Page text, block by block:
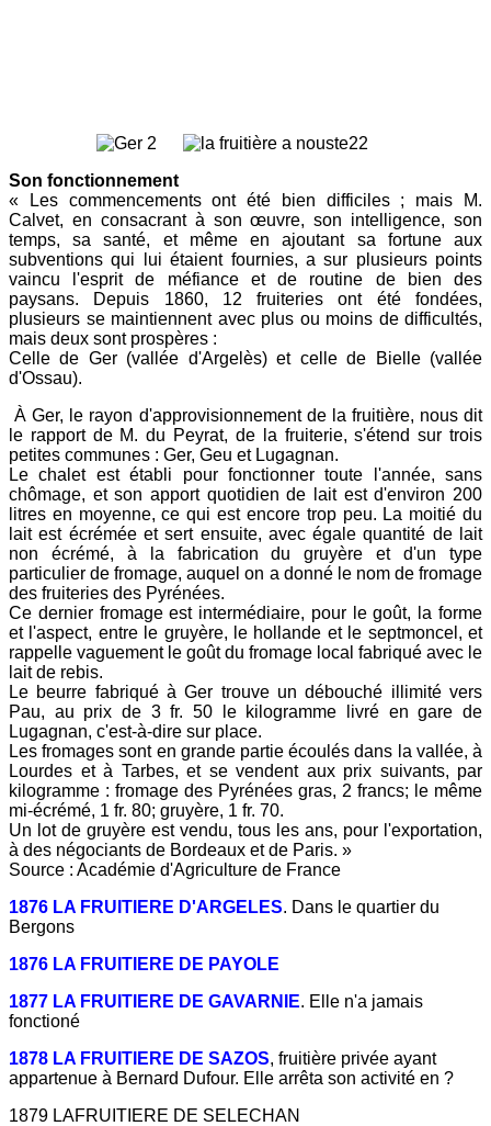
Son fonctionnement
« Les commencements ont été bien difficiles ; mais M.
Calvet, en consacrant à son œuvre, son intelligence, son
temps, sa santé, et même en ajoutant sa fortune aux
subventions qui lui étaient fournies, a sur plusieurs points
vaincu l'esprit de méfiance et de routine de bien des
paysans. Depuis 1860, 12 fruiteries ont été fondées,
plusieurs se maintiennent avec plus ou moins de difficultés,
mais deux sont prospères :
Celle de Ger (vallée d'Argelès) et celle de Bielle (vallée
d'Ossau).
À Ger, le rayon d'approvisionnement de la fruitière, nous dit
le rapport de M. du Peyrat, de la fruiterie, s'étend sur trois
petites communes : Ger, Geu et Lugagnan.
Le chalet est établi pour fonctionner toute l'année, sans
chômage, et son apport quotidien de lait est d'environ 200
litres en moyenne, ce qui est encore trop peu. La moitié du
lait est écrémée et sert ensuite, avec égale quantité de lait
non écrémé, à la fabrication du gruyère et d'un type
particulier de fromage, auquel on a donné le nom de fromage
des fruiteries des Pyrénées.
Ce dernier fromage est intermédiaire, pour le goût, la forme
et l'aspect, entre le gruyère, le hollande et le septmoncel, et
rappelle vaguement le goût du fromage local fabriqué avec le
lait de rebis.
Le beurre fabriqué à Ger trouve un débouché illimité vers
Pau, au prix de 3 fr. 50 le kilogramme livré en gare de
Lugagnan, c'est-à-dire sur place.
Les fromages sont en grande partie écoulés dans la vallée, à
Lourdes et à Tarbes, et se vendent aux prix suivants, par
kilogramme : fromage des Pyrénées gras, 2 francs; le même
mi-écrémé, 1 fr. 80; gruyère, 1 fr. 70.
Un lot de gruyère est vendu, tous les ans, pour l'exportation,
à des négociants de Bordeaux et de Paris. »
Source : Académie d'Agriculture de France
1876 LA FRUITIERE D'ARGELES. Dans le quartier du
Bergons
1876 LA FRUITIERE DE PAYOLE
1877 LA FRUITIERE DE GAVARNIE. Elle n'a jamais
fonctioné
1878 LA FRUITIERE DE SAZOS, fruitière privée ayant
appartenue à Bernard Dufour. Elle arrêta son activité en ?
1879 LAFRUITIERE DE SELECHAN